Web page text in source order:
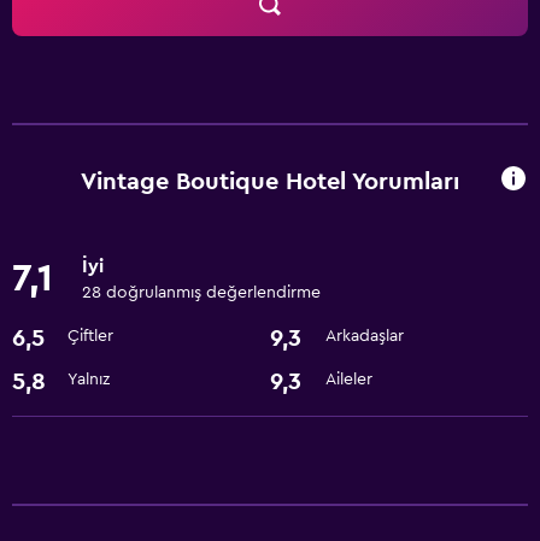
Vintage Boutique Hotel Yorumları
7,1 İyi
28 doğrulanmış değerlendirme
6,5 Çiftler 9,3 Arkadaşlar
5,8 Yalnız 9,3 Aileler